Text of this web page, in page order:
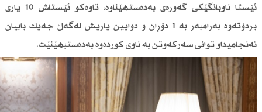
ئێستا ناوبانگێكی گەورەی بەدەستهێناوە، تاوەكو ئێستاش 10 یاری
بردۆتەوە بەرامبەر بە 1 دۆڕان و دوایین یاریش لەگەڵ جەیك بابیان
ئەنجامیداو توانی سەركەوتن بە ناوی كوردەوە بەدەستبهێنێت.